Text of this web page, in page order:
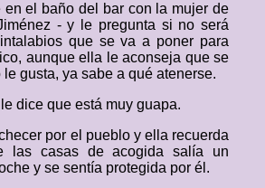
en el baño del bar con la mujer de
- y le pregunta si no será
que se va a poner para
aunque ella le aconseja que se
le gusta, ya sabe a qué atenerse.
dice que está muy guapa.
por el pueblo y ella recuerda
las casas de acogida salía un
y se sentía protegida por él.